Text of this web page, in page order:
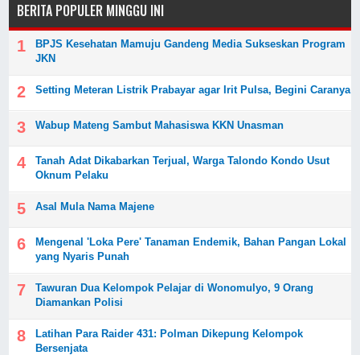
BERITA POPULER MINGGU INI
BPJS Kesehatan Mamuju Gandeng Media Sukseskan Program
JKN
Setting Meteran Listrik Prabayar agar Irit Pulsa, Begini Caranya
Wabup Mateng Sambut Mahasiswa KKN Unasman
Tanah Adat Dikabarkan Terjual, Warga Talondo Kondo Usut
Oknum Pelaku
Asal Mula Nama Majene
Mengenal 'Loka Pere' Tanaman Endemik, Bahan Pangan Lokal
yang Nyaris Punah
Tawuran Dua Kelompok Pelajar di Wonomulyo, 9 Orang
Diamankan Polisi
Latihan Para Raider 431: Polman Dikepung Kelompok
Bersenjata